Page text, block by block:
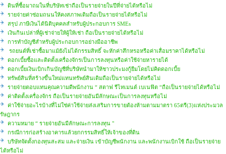
ดินที่ซื้อมาถมในที่บริษัทเช่าถือเป็นรายจ่ายในปีที่จ่ายได้หรือไม่
รายจ่ายค่าซ่อมถนนให้คงสภาพเดิมถือเป็นรายจ่ายได้หรือไม่
สรุป ภาษีเงินได้นิติบุคคลสำหรับผู้ประกอบการ SMEs
เงินกินเปล่าที่ผู้เช่าจ่ายให้ผู้ให้เช่า ถือเป็นรายจ่ายได้หรือไม่
การทำบัญชีสำหรับผู้ประกอบการอย่างมืออาชีพ
รถยนต์ที่เช่าซื้อมาแม้ยังไม่ได้กรรมสิทธิ์ จะหักค่าสึกหรอหรือค่าเสื่อมราคาได้หรือไม่
ดอกเบี้ยซื้อและติดตั้งเครื่องจักรเป็นการลงทุนหรือค่าใช้จ่ายหารายได้
ดอกเบี้ยเงินเบิกเกินบัญชีที่บริษัทนำมาให้ชาวประมงกู้ยืมโดยไม่คิดดอกเบี้ย
ทรัพย์สินที่สร้างขึ้นใหม่แทนทรัพย์สินเดิมถือเป็นรายจ่ายได้หรือไม่
รายจ่ายตอบแทนคุณความดีพนักงาน “ สตาฟ รีไทเมนต์ เบเนฟิต “ถือเป็นรายจ่ายได้หรือไม่
ค่าติดตั้งเครื่องจักร ถือเป็นรายจ่ายอันมีลักษณะเป็นการลงทุนหรือไม่
ค่าใช้จ่ายอะไรบ้างที่ไม่ใช่ค่าใช้จ่ายส่งเสริมการขายต้องห้ามตามมาตรา 65ตรี(3)แห่งประมวล
รัษฎากร
ความหมาย “ รายจ่ายอันมีลักษณะการลงทุน "
กรณีการก่อสร้างอาคารแล้วยกกรรมสิทธิ์ให้เจ้าของที่ดิน
บริษัทจัดตั้งกองทุนสะสม และจ่ายเงิน เข้าบัญชีพนักงาน และพนักงานเบิกใช้ ถือเป็นรายจ่าย
ได้หรือไม่